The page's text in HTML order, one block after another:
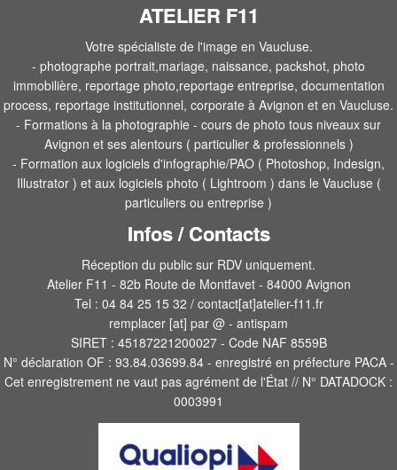
ATELIER F11
Votre spécialiste de l'image en Vaucluse.
- photographe portrait,mariage, naissance, packshot, photo
immobilière, reportage photo,reportage entreprise, documentation
process, reportage institutionnel, corporate à Avignon et en Vaucluse.
- Formations à la photographie - cours de photo tous niveaux sur
Avignon et ses alentours ( particulier & professionnels )
- Formation aux logiciels d'infographie/PAO ( Photoshop, Indesign,
Illustrator ) et aux logiciels photo ( Lightroom ) dans le Vaucluse (
particuliers ou entreprise )
Infos / Contacts
Réception du public sur RDV uniquement.
Atelier F11 - 82b Route de Montfavet - 84000 Avignon
Tel : 04 84 25 15 32 / contact[at]atelier-f11.fr
remplacer [at] par @ - antispam
SIRET : 45187221200027 - Code NAF 8559B
N° déclaration OF : 93.84.03699.84 - enregistré en préfecture PACA -
Cet enregistrement ne vaut pas agrément de l'État // N° DATADOCK :
0003991